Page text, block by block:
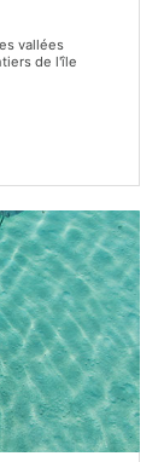
vallées
de l'île